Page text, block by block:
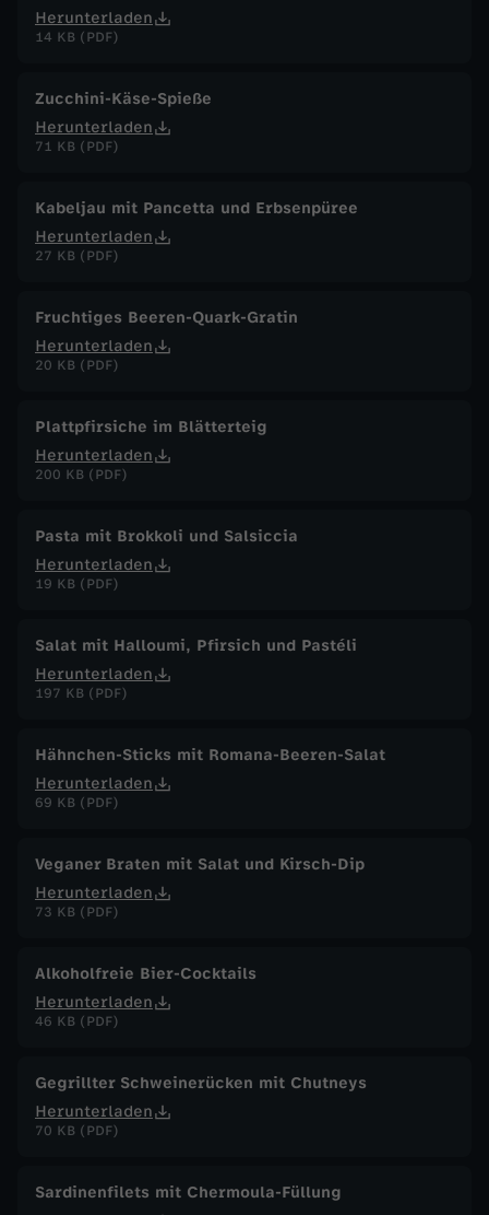
Herunterladen
14 KB (PDF)
Zucchini-Käse-Spieße
Herunterladen
71 KB (PDF)
Kabeljau mit Pancetta und Erbsenpüree
Herunterladen
27 KB (PDF)
Fruchtiges Beeren-Quark-Gratin
Herunterladen
20 KB (PDF)
Plattpfirsiche im Blätterteig
Herunterladen
200 KB (PDF)
Pasta mit Brokkoli und Salsiccia
Herunterladen
19 KB (PDF)
Salat mit Halloumi, Pfirsich und Pastéli
Herunterladen
197 KB (PDF)
Hähnchen-Sticks mit Romana-Beeren-Salat
Herunterladen
69 KB (PDF)
Veganer Braten mit Salat und Kirsch-Dip
Herunterladen
73 KB (PDF)
Alkoholfreie Bier-Cocktails
Herunterladen
46 KB (PDF)
Gegrillter Schweinerücken mit Chutneys
Herunterladen
70 KB (PDF)
Sardinenfilets mit Chermoula-Füllung